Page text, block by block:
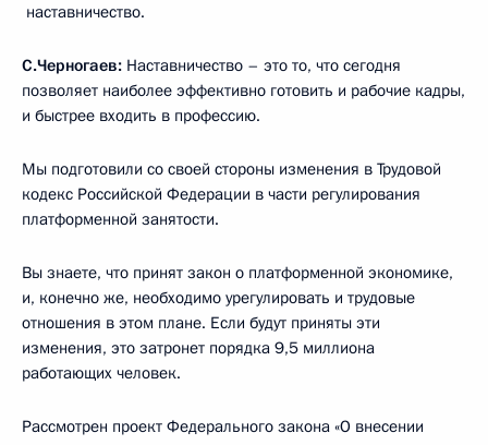
наставничество.
С.Черногаев: Наставничество – это то, что сегодня
позволяет наиболее эффективно готовить и рабочие кадры,
и быстрее входить в профессию.
Мы подготовили со своей стороны изменения в Трудовой
кодекс Российской Федерации в части регулирования
платформенной занятости.
Вы знаете, что принят закон о платформенной экономике,
и, конечно же, необходимо урегулировать и трудовые
отношения в этом плане. Если будут приняты эти
изменения, это затронет порядка 9,5 миллиона
работающих человек.
Рассмотрен проект Федерального закона «О внесении